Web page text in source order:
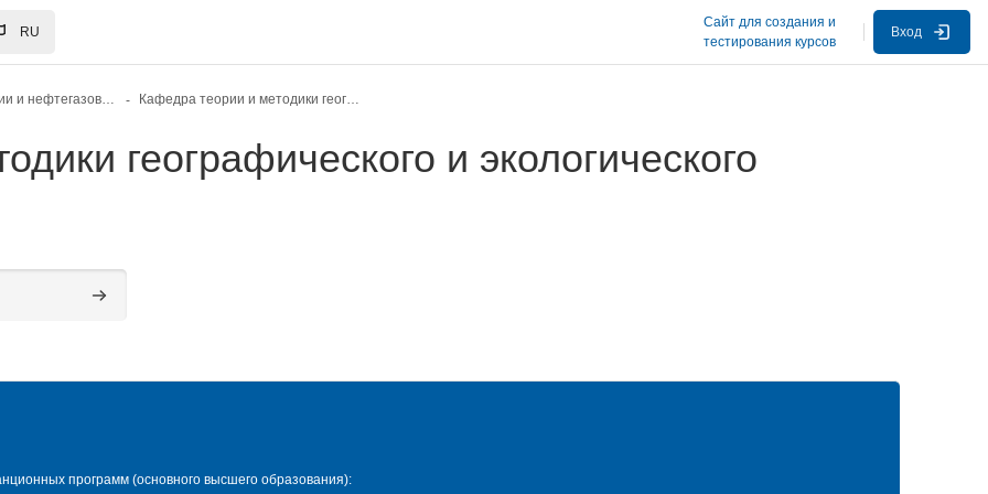
RU
Сайт для создания и
тестирования курсов
Вход
Институт геологии и нефтегазовых технологий Кафедра теории и методики географического и экологического образования
географического и экологического
Поиск курса
программ (основного высшего образования):